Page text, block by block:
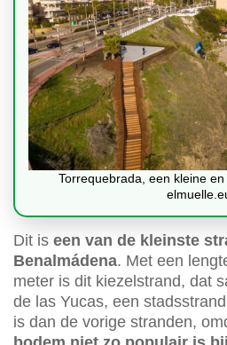
Torrequebrada, een kleine
Dit is een van de kleinste
Benalmádena. Met een
meter is dit kiezelstrand, dat
de las Yucas, een
is dan de vorige stranden,